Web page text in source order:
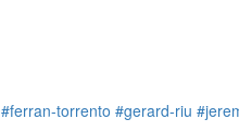
#ferran-torrento #gerard-riu